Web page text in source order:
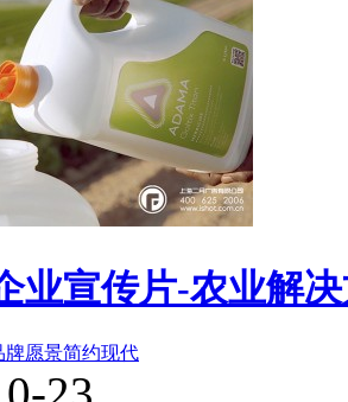
业宣传片-农业解
牌愿景简约现代